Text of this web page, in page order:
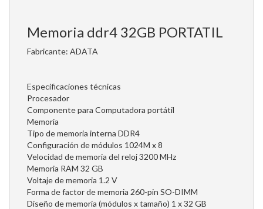
Memoria ddr4 32GB PORTATIL
Fabricante: ADATA
Especificaciones técnicas
Procesador
Componente para Computadora portátil
Memoria
Tipo de memoria interna DDR4
Configuración de módulos 1024M x 8
Velocidad de memoria del reloj 3200 MHz
Memoria RAM 32 GB
Voltaje de memoria 1.2 V
Forma de factor de memoria 260-pin SO-DIMM
Diseño de memoria (módulos x tamaño) 1 x 32 GB